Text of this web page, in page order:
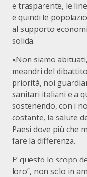
e trasparente, le
e quindi le
al supporto
solida.
«Non siamo
meandri del
priorità, noi
sanitari italiani e a
sostenendo, con i
costante, la salute
Paesi dove più che
fare la differenza.
E’ questo lo scopo
loro”, non solo in